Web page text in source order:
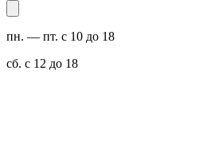
пн. — пт. с 10 до 18
сб. с 12 до 18